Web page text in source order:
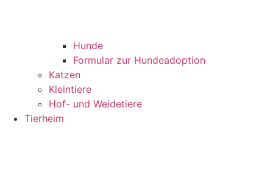
Hunde
Formular zur Hundeadoption
Katzen
Kleintiere
Hof- und Weidetiere
Tierheim